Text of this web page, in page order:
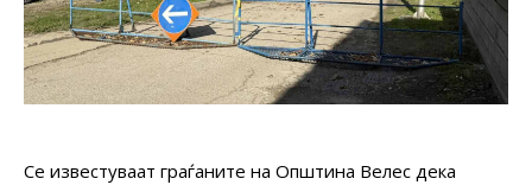
Се известуваат граѓаните на Oпштина Велес дека